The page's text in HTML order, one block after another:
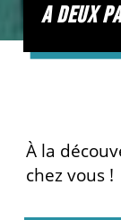
a deux
À la
chez vous !